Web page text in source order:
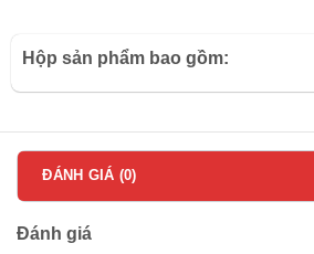
Hộp sản phẩm bao gồm:
ĐÁNH GIÁ (0)
Đánh giá